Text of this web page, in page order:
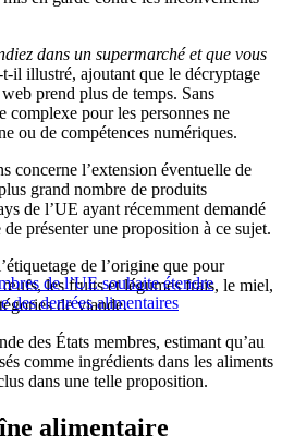
dans un supermarché et que vous
t-il illustré, ajoutant que le décryptage
prend plus de temps. Sans
complexe pour les personnes ne
ou de compétences numériques.
concerne l’extension éventuelle de
grand nombre de produits
de l’UE ayant récemment demandé
présenter une proposition à ce sujet.
de l’UE souhaite étendre
des denrées alimentaires
de l’origine que pour
les fruits et légumes frais, le miel,
de viande.
des États membres, estimant qu’au
comme ingrédients dans les aliments
dans une telle proposition.
alimentaire